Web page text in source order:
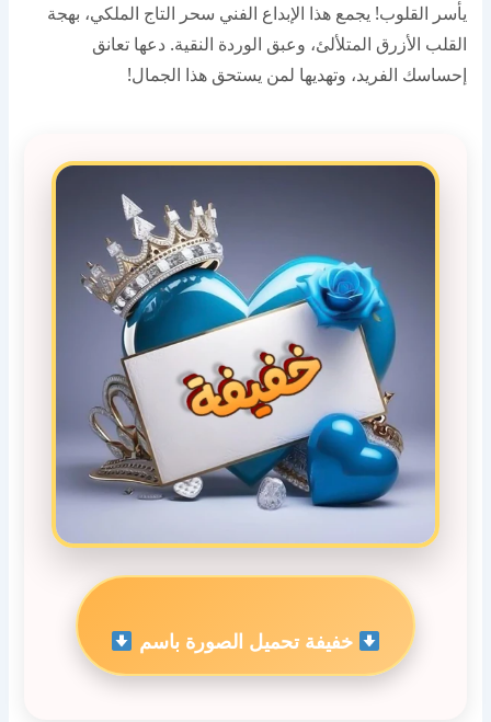
يأسر القلوب! يجمع هذا الإبداع الفني سحر التاج الملكي، بهجة
القلب الأزرق المتلألئ، وعبق الوردة النقية. دعها تعانق
إحساسك الفريد، وتهديها لمن يستحق هذا الجمال!
خفيفة تحميل الصورة باسم